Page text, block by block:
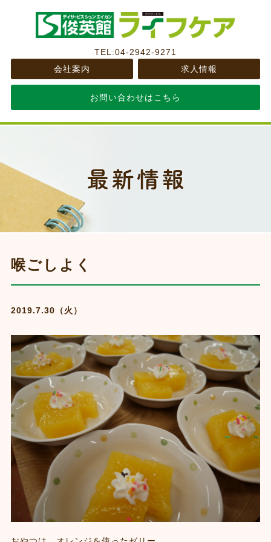
TEL:04-2942-9271
会社案内
求人情報
お問い合わせはこちら
喉ごしよく
2019.7.30（火）